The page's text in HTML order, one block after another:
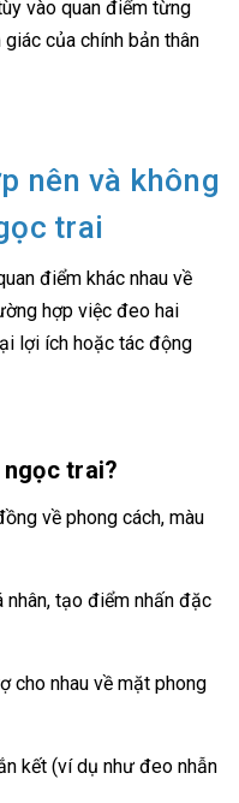
vào quan điểm từng
của chính bản thân
nên và không
trai
điểm khác nhau về
hợp việc đeo hai
lợi ích hoặc tác động
ngọc trai?
về phong cách, màu
nhân, tạo điểm nhấn đặc
cho nhau về mặt phong
kết (ví dụ như đeo nhẫn